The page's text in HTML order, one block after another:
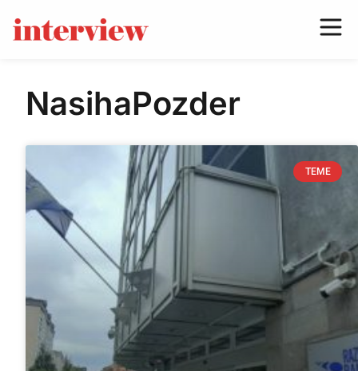
NasihaPozder
TEME